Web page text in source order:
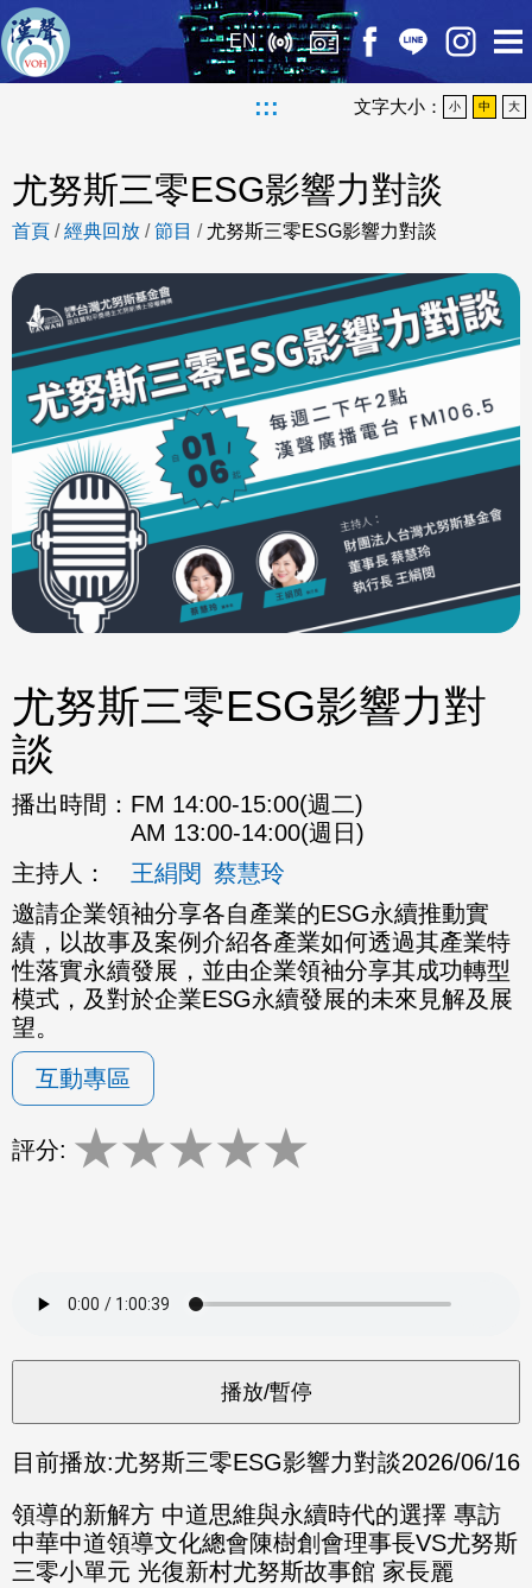
EN
::: 文字大小： 小 中 大
尤努斯三零ESG影響力對談
首頁 /經典回放 /節目 / 尤努斯三零ESG影響力對談
尤努斯三零ESG影響力對
談
播出時間： FM 14:00-15:00(週二)
AM 13:00-14:00(週日)
主持人：
王絹閔 蔡慧玲
邀請企業領袖分享各自產業的ESG永續推動實
績，以故事及案例介紹各產業如何透過其產業特
性落實永續發展，並由企業領袖分享其成功轉型
模式，及對於企業ESG永續發展的未來見解及展
望。
互動專區
評分: ★★★★★
目前播放:尤努斯三零ESG影響力對談2026/06/16
領導的新解方 中道思維與永續時代的選擇 專訪
中華中道領導文化總會陳樹創會理事長VS尤努斯
三零小單元 光復新村尤努斯故事館 家長麗